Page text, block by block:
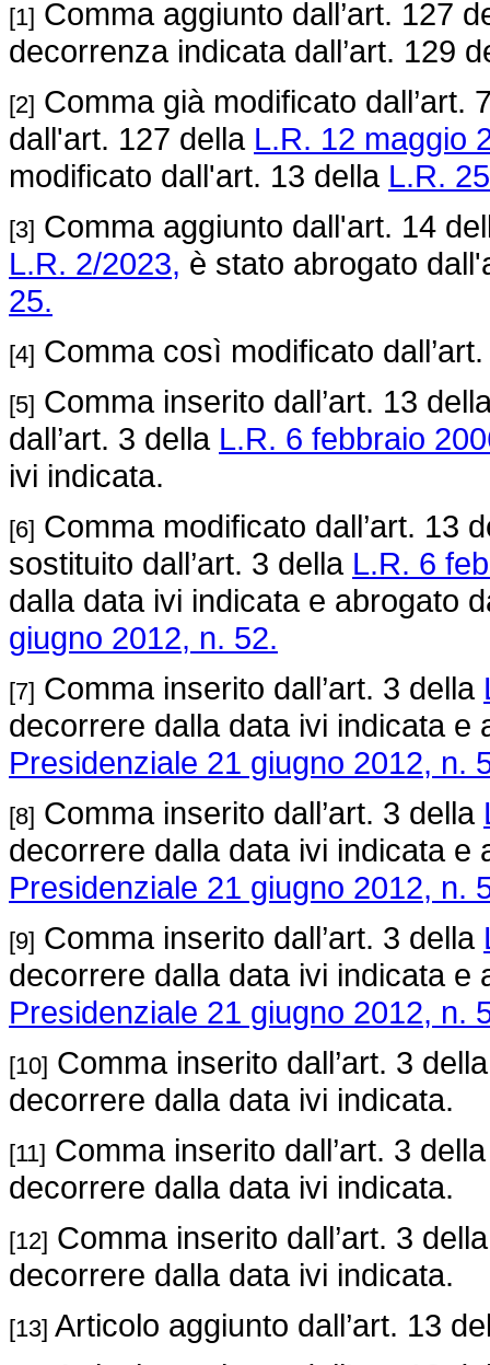
[1] Comma aggiunto dall’art. 127
decorrenza indicata dall’art. 129
[2] Comma già modificato dall’art.
dall'art. 127 della L.R. 12 maggio
modificato dall'art. 13 della L.R.
[3] Comma aggiunto dall'art. 14
L.R. 2/2023, è stato abrogato
25.
[4] Comma così modificato
[5] Comma inserito dall’art. 13
dall’art. 3 della L.R. 6 febbraio
ivi indicata.
[6] Comma modificato dall’art. 13
sostituito dall’art. 3 della L.R. 6
dalla data ivi indicata e abrogato
giugno 2012, n. 52.
[7] Comma inserito dall’art. 3 della
decorrere dalla data ivi indicata
Presidenziale 21 giugno 2012, n.
[8] Comma inserito dall’art. 3 della
decorrere dalla data ivi indicata
Presidenziale 21 giugno 2012, n.
[9] Comma inserito dall’art. 3 della
decorrere dalla data ivi indicata
Presidenziale 21 giugno 2012, n.
[10] Comma inserito dall’art. 3
decorrere dalla data ivi indicata.
[11] Comma inserito dall’art. 3
decorrere dalla data ivi indicata.
[12] Comma inserito dall’art. 3
decorrere dalla data ivi indicata.
[13] Articolo aggiunto dall’art. 13